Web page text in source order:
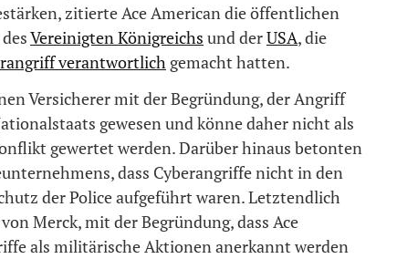
zitierte Ace American die öffentlichen
Vereinigten Königreichs und derUSA, die
verantwortlich gemacht hatten.
Versicherer mit der Begründung, der Angriff
gewesen und könne daher nicht als
gewertet werden. Darüber hinaus betonten
dass Cyberangriffe nicht in den
der Police aufgeführt waren. Letztendlich
Merck, mit der Begründung, dass Ace
als militärische Aktionen anerkannt werden